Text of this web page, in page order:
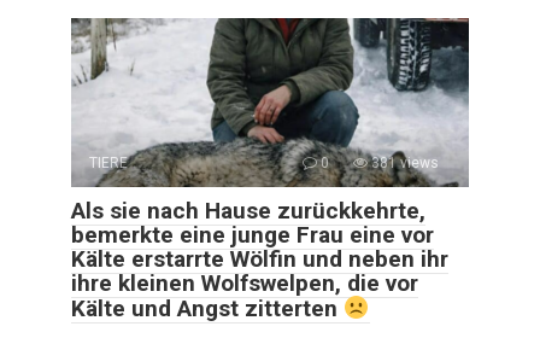
TIERE 0 381 views
Als sie nach Hause zurückkehrte,
bemerkte eine junge Frau eine vor
Kälte erstarrte Wölfin und neben ihr
ihre kleinen Wolfswelpen, die vor
Kälte und Angst zitterten